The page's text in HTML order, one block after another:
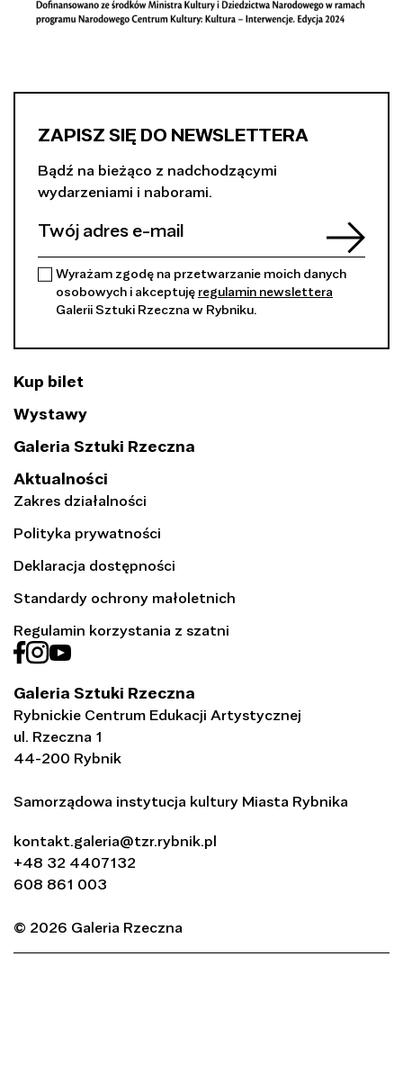
ZAPISZ SIĘ DO NEWSLETTERA
Bądź na bieżąco z nadchodzącymi
wydarzeniami i naborami.
Wyrażam zgodę na przetwarzanie moich danych
osobowych i akceptuję regulamin newslettera
Galerii Sztuki Rzeczna w Rybniku.
Kup bilet
Wystawy
Galeria Sztuki Rzeczna
Aktualności
Zakres działalności
Polityka prywatności
Deklaracja dostępności
Standardy ochrony małoletnich
Regulamin korzystania z szatni
Galeria Sztuki Rzeczna
Rybnickie Centrum Edukacji Artystycznej
ul. Rzeczna 1
44-200 Rybnik
Samorządowa instytucja kultury Miasta Rybnika
kontakt.galeria@tzr.rybnik.pl
+48 32 4407132
608 861 003
© 2026 Galeria Rzeczna